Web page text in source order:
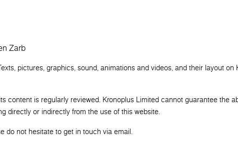
Zarb
pictures, graphics, sound, animations and videos, and their layout
content is regularly reviewed. Kronoplus Limited cannot guarantee the
directly or indirectly from the use of this website.
do not hesitate to get in touch via email.